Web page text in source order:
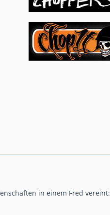
in einem Fred vereint: